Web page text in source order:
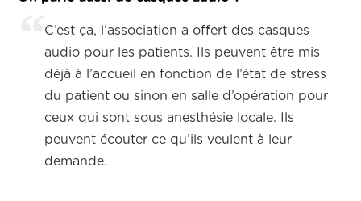
C’est ça, l’association a offert des casques
audio pour les patients. Ils peuvent être mis
déjà à l’accueil en fonction de l’état de stress
du patient ou sinon en salle d’opération pour
ceux qui sont sous anesthésie locale. Ils
peuvent écouter ce qu’ils veulent à leur
demande.